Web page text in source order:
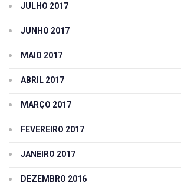
JULHO 2017
JUNHO 2017
MAIO 2017
ABRIL 2017
MARÇO 2017
FEVEREIRO 2017
JANEIRO 2017
DEZEMBRO 2016